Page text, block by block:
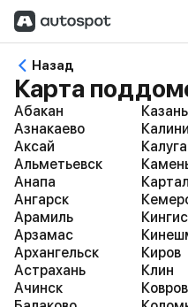
Назад
Карта
Абакан
Азнакаево
Аксай
Альметьевск
Анапа
Ангарск
Арамиль
Арзамас
Архангельск
Астрахань
Ачинск
Казань
Калуга
Киров
Клин
Ковров